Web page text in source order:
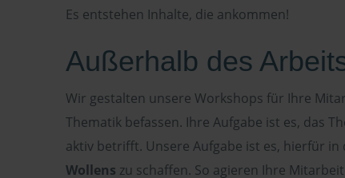
Es entstehen Inhalte, die ankommen!
Außerhalb des
Wir gestalten unsere Workshops für Ihre
Thematik befassen. Ihre Aufgabe ist es, das
aktiv betrifft. Unsere Aufgabe ist es, hierfür
Wollens zu schaffen. So agieren Ihre